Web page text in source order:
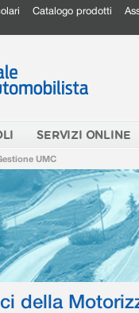
Catalogo prodotti
SERVIZI ONLINE
UMC
della